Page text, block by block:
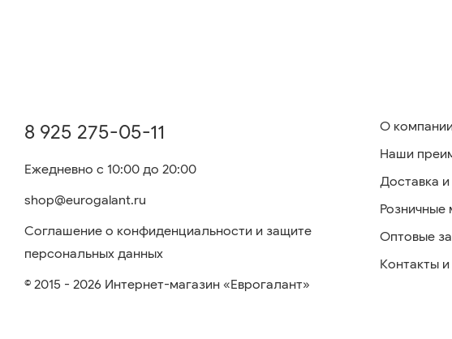
8 925 275-05-11
Ежедневно с 10:00 до 20:00
shop@eurogalant.ru
Соглашение о конфиденциальности и защите
персональных данных
© 2015 - 2026 Интернет-магазин «Еврогалант»
О компании
Наши
Доставка
Розничные
Оптовые
Контакты